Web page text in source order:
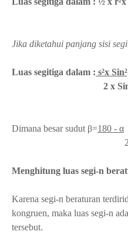
Jika diketahui panjang sisi
Luas segitiga dalam : s²x
2 x Sin
Dimana besar sudutβ=180 - α
2
Menghitung luas segi-n
Karena segi-n beraturan
kongruen, maka luas segi-n
tersebut.